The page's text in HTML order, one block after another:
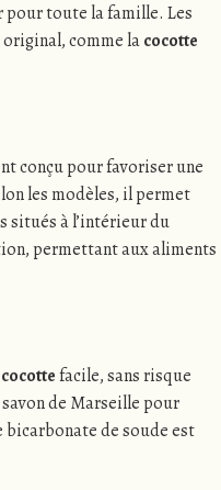
toute la famille. Les
comme lacocotte
conçu pour favoriser une
les modèles, il permet
situés à l’intérieur du
permettant aux aliments
facile, sans risque
de Marseille pour
bicarbonate de soude est